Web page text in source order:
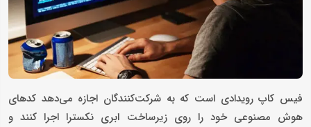
فیس کاپ رویدادی است که به شرکت‌کنندگان اجازه می‌دهد کدهای
هوش مصنوعی خود را روی زیرساخت ابری نکسترا اجرا کنند و